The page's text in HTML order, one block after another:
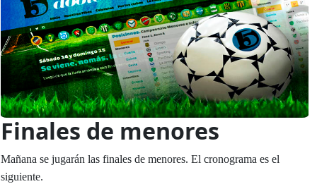
Finales de menores
Mañana se jugarán las finales de menores. El cronograma es el
siguiente.